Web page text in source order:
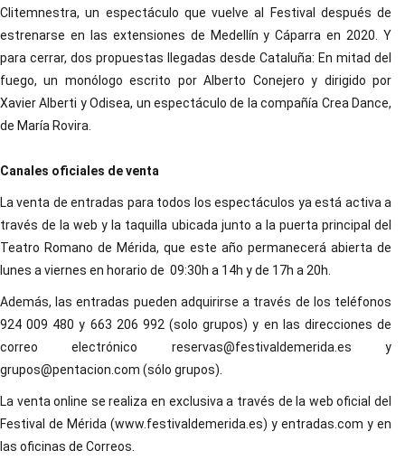
Clitemnestra, un espectáculo que vuelve al Festival después de
estrenarse en las extensiones de Medellín y Cáparra en 2020. Y
para cerrar, dos propuestas llegadas desde Cataluña: En mitad del
fuego, un monólogo escrito por Alberto Conejero y dirigido por
Xavier Alberti y Odisea, un espectáculo de la compañía Crea Dance,
de María Rovira.
Canales oficiales de venta
La venta de entradas para todos los espectáculos ya está activa a
través de la web y la taquilla ubicada junto a la puerta principal del
Teatro Romano de Mérida, que este año permanecerá abierta de
lunes a viernes en horario de 09:30h a 14h y de 17h a 20h.
Además, las entradas pueden adquirirse a través de los teléfonos
924 009 480 y 663 206 992 (solo grupos) y en las direcciones de
correo electrónico reservas@festivaldemerida.es y
grupos@pentacion.com (sólo grupos).
La venta online se realiza en exclusiva a través de la web oficial del
Festival de Mérida (www.festivaldemerida.es) y entradas.com y en
las oficinas de Correos.